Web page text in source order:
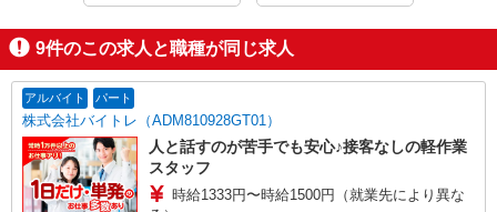
9件のこの求人と職種が同じ求人
アルバイト パート
株式会社バイトレ（ADM810928GT01）
人と話すのが苦手でも安心♪接客なしの軽作業
スタッフ
時給1333円〜時給1500円（就業先により異な